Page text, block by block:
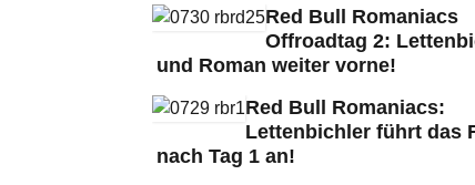
Red Bull Romaniacs
Offroadtag 2:
und Roman weiter vorne!
Red Bull Romaniacs:
Lettenbichler führt das
nach Tag 1 an!